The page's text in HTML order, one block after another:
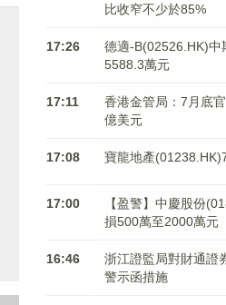
比收窄不少於85%
17:26
德適-B(02526.HK)中
5588.3萬元
17:11
香港金管局：7月底
億美元
17:08 寶龍地產
17:00
【盈警】中慶股份
損500萬至2000萬元
16:46
浙江證監局對財通證
警示函措施